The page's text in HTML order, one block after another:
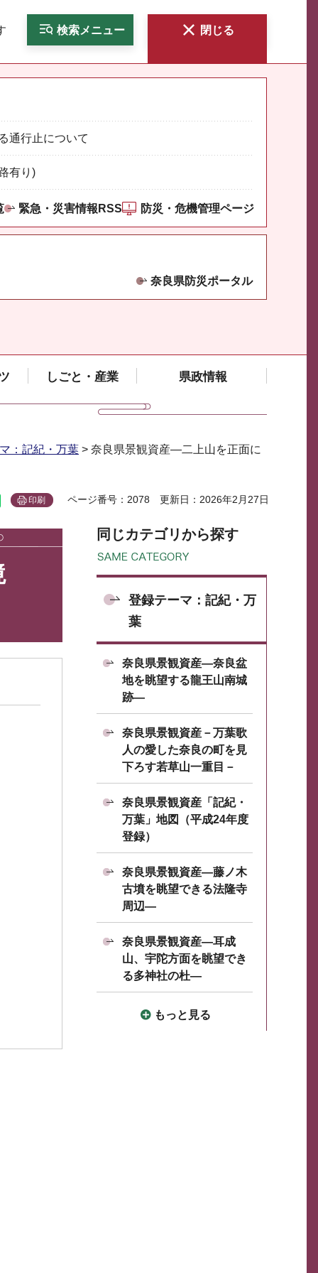
検索メニュー 閉じる
通行止について
有り)
緊急・災害情報RSS 防災・危機管理ページ
奈良県防災ポータル
しごと・産業 県政情報
：記紀・万葉 > 奈良県景観資産―二上山を正面に
印刷 ページ番号：2078 更新日：2026年2月27日
同じカテゴリから探す
登録テーマ：記紀・万
葉
奈良県景観資産―奈良盆
地を眺望する龍王山南城
跡―
奈良県景観資産－万葉歌
人の愛した奈良の町を見
下ろす若草山一重目－
奈良県景観資産「記紀・
万葉」地図（平成24年度
登録）
奈良県景観資産―藤ノ木
古墳を眺望できる法隆寺
周辺―
奈良県景観資産―耳成
山、宇陀方面を眺望でき
る多神社の杜―
もっと見る